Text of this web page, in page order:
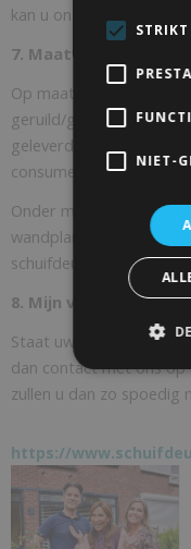
kan u onze
7. Maatwerk
Op maat gemaakte
geruild/geretourneerd
geleverd heeft dus niet
consument zelf.
Onder maatwerk
wandplanken deuren en
schuifdeursystemen.
8. Mijn vraag staat er
Staat uw vraag over
dan contact met ons
zullen u dan zo spoedig
https://
NIET-